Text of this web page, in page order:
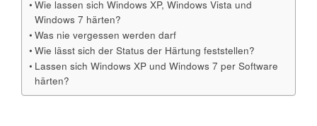
Wie lassen sich Windows XP, Windows Vista und
Windows 7 härten?
Was nie vergessen werden darf
Wie lässt sich der Status der Härtung feststellen?
Lassen sich Windows XP und Windows 7 per Software
härten?